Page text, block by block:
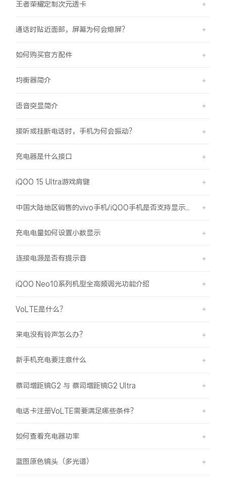
王者荣耀定制次元透卡
通话时贴近面部，屏幕为何会熄屏？
如何购买官方配件
均衡器简介
语音突显简介
接听或挂断电话时，手机为何会振动？
充电器是什么接口
iQOO 15 Ultra游戏肩键
充电电量如何设置小数显示
连接电源是否有提示音
iQOO Neo10系列机型全高频调光功能介绍
VoLTE是什么？
来电没有铃声怎么办？
新手机充电要注意什么
蔡司增距镜G2 与 蔡司增距镜G2 Ultra
电话卡注册VoLTE需要满足哪些条件？
如何查看充电器功率
蓝图原色镜头（多光谱）